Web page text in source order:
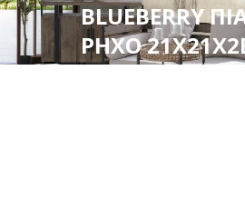
BLUEBERRY
ΡΗΧΟ